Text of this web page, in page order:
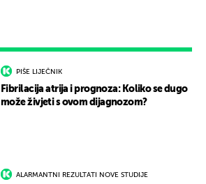
PIŠE LIJEČNIK
Fibrilacija atrija i prognoza: Koliko se dugo
može živjeti s ovom dijagnozom?
ALARMANTNI REZULTATI NOVE STUDIJE